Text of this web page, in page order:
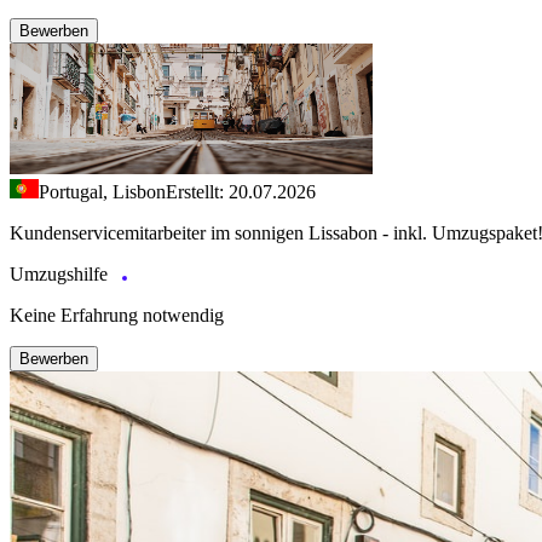
Bewerben
Portugal, LisbonErstellt: 20.07.2026
Kundenservicemitarbeiter im sonnigen Lissabon - inkl. Umzugspaket!
Umzugshilfe
Keine Erfahrung notwendig
Bewerben